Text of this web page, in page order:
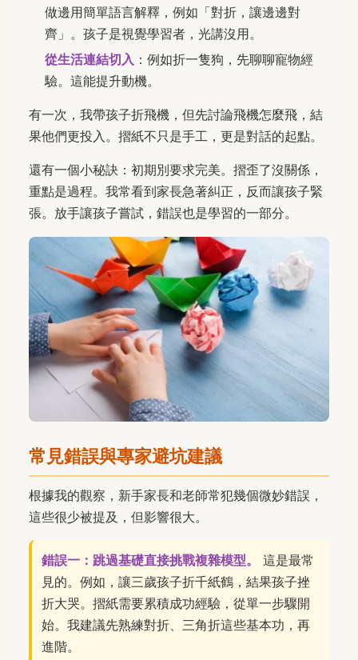
做邊用簡單語言解釋，例如「對折，讓邊邊對
齊」。孩子是視覺學習者，光講沒用。
從生活連結切入 ：例如折一隻狗，先聊聊寵物經
驗。這能提升動機。
有一次，我帶孩子折飛機，但先討論飛機怎麼飛，結
果他們更投入。摺紙不只是手工，更是對話的起點。
還有一個小秘訣：初期別要求完美。摺歪了沒關係，
重點是過程。我常看到家長急著糾正，反而讓孩子緊
張。放手讓孩子嘗試，錯誤也是學習的一部分。
常見錯誤與專家避坑建議
根據我的觀察，新手家長和老師常犯幾個微妙錯誤，
這些很少被提及，但影響很大。
錯誤一：跳過基礎直接挑戰複雜模型。
這是最常
見的。例如，讓三歲孩子折千紙鶴，結果孩子挫
折大哭。摺紙需要累積成功經驗，從單一步驟開
始。我建議先熟練對折、三角折這些基本功，再
進階。